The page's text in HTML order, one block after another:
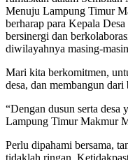
Menuju Lampung Timur
berharap para Kepala
bersinergi dan
diwilayahnya masing-
Mari kita berkomitmen,
desa, dan membangun dari
“Dengan dusun serta desa
Lampung Timur Makmur
Perlu dipahami bersama,
tidaklah ringan.